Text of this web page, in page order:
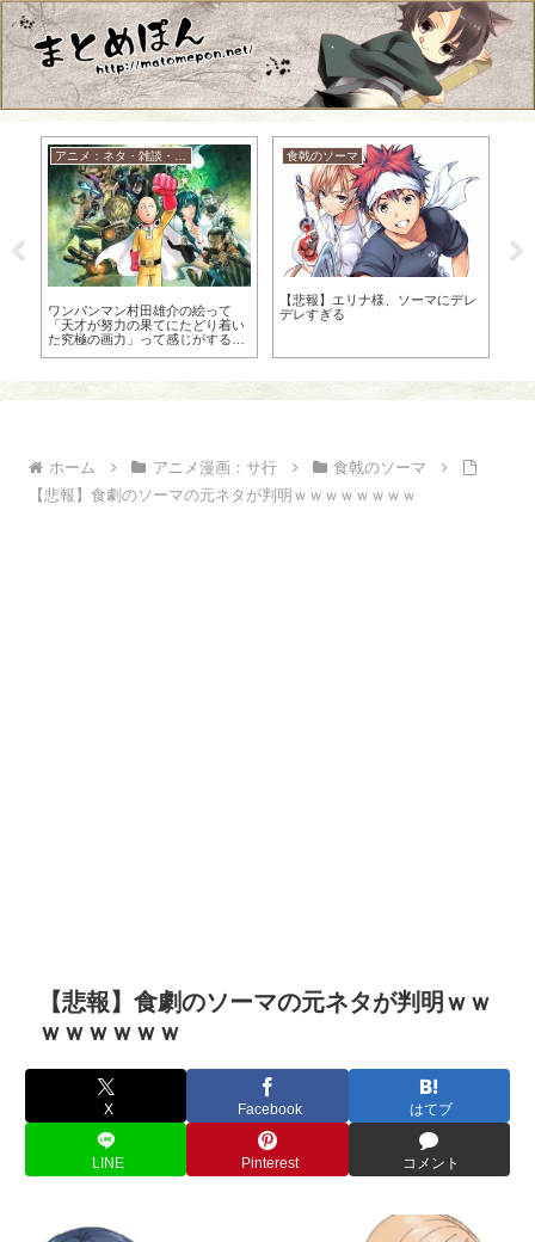
アニメ：ネタ・雑談・ニュース
ワンパンマン村田雄介の絵って
「天才が努力の果てにたどり着い
た究極の画力」って感じがするよ
食戟のソーマ
【悲報】エリナ様、ソーマにデレ
デレすぎる
ホーム アニメ漫画：サ行
食戟のソーマ
【悲報】食劇のソーマの元ネタが判明ｗｗｗｗｗｗｗｗ
【悲報】食劇のソーマの元ネタが判明ｗｗ
ｗｗｗｗｗｗ
X Facebook はてブ
LINE Pinterest コメント